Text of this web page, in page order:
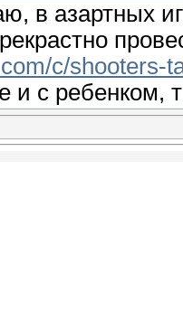
в азартных
c/shooters-
и с ребенком,